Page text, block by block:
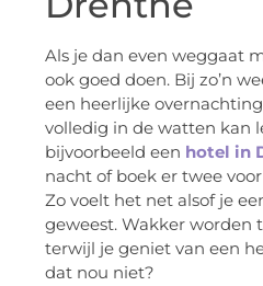
Als je dan even weggaat
ook goed doen. Bij zo’n
een heerlijke
volledig in de watten kan
bijvoorbeeld een hotel in
nacht of boek er twee
Zo voelt het net alsof je
geweest. Wakker worden
terwijl je geniet van een
dat nou niet?